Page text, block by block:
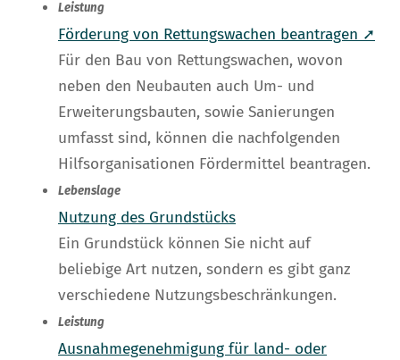
Leistung
Förderung von Rettungswachen beantragen ➚
Für den Bau von Rettungswachen, wovon
neben den Neubauten auch Um- und
Erweiterungsbauten, sowie Sanierungen
umfasst sind, können die nachfolgenden
Hilfsorganisationen Fördermittel beantragen.
Lebenslage
Nutzung des Grundstücks
Ein Grundstück können Sie nicht auf
beliebige Art nutzen, sondern es gibt ganz
verschiedene Nutzungsbeschränkungen.
Leistung
Ausnahmegenehmigung für land- oder